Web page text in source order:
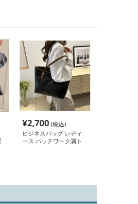
¥2,700(税込)
ビジネスバッグ レディ
ース パッチワーク調ト